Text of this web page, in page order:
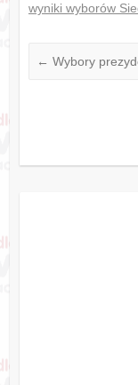
wyniki wyborów
← Wybory